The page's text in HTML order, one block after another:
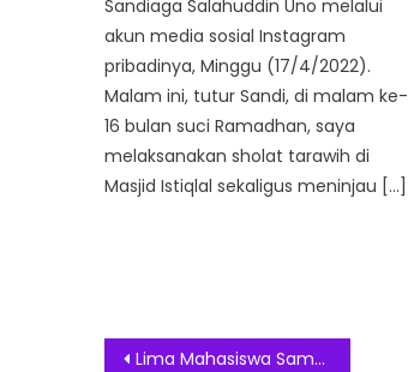
Sandiaga Salahuddin Uno melalui
akun media sosial Instagram
pribadinya, Minggu (17/4/2022).
Malam ini, tutur Sandi, di malam ke-
16 bulan suci Ramadhan, saya
melaksanakan sholat tarawih di
Masjid Istiqlal sekaligus meninjau […]
Post
Lima Mahasiswa Sampoerna University Raih Pendanaan Program Kuliah Kewirausahaan Pemuda